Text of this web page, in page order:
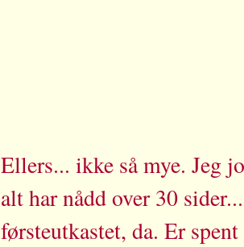
Ellers... ikke så mye. Jeg
alt har nådd over 30
førsteutkastet, da. Er